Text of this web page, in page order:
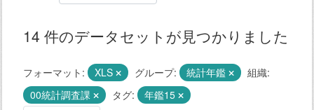
14 件のデータセットが見つかりました
フォーマット: XLS グループ: 統計年鑑
組織:
00統計調査課
タグ:
年鑑15